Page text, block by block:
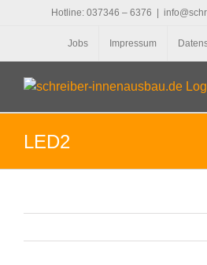
Hotline: 037346 – 6376
Jobs Impressum
LED2